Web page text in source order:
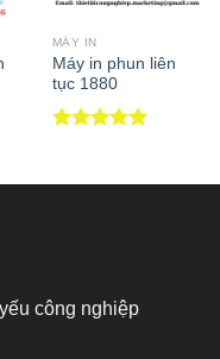
MÁY IN
Máy in phun liên
tục 1880
5 sao
công nghiệp